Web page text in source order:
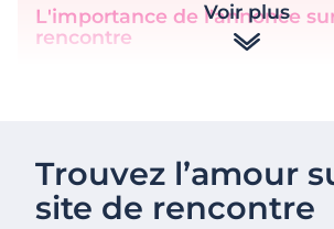
L'importance de l'annonce
rencontre
Voir plus
Trouvez l’amour
site de rencontre